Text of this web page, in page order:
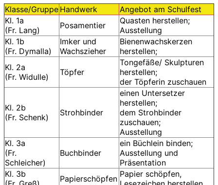
Klasse/Gruppe Handwerk
Angebot am Schulfest
Kl. 1a
(Fr. Lang)
Posamentier
Quasten herstellen;
Ausstellung
Kl. 1b
(Fr. Dymalla)
Imker und
Wachszieher
Bienenwachskerzen
herstellen;
Kl. 2a
(Fr. Widulle)
Töpfer
Tongefäße/ Skulpturen
herstellen;
der Töpferin zuschauen
Kl. 2b
(Fr. Schenk)
Strohbinder
einen Untersetzer
herstellen;
dem Strohbinder
zuschauen;
Ausstellung
Kl. 3a
(Fr.
Schleicher)
Buchbinder
ein Büchlein binden;
Ausstellung und
Präsentation
Kl. 3b
Papierschöpfen Papier schöpfen,